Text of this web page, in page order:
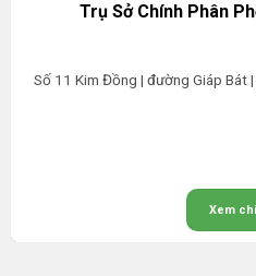
Trụ Sở Chính Phân
Số 11 Kim Đồng | đường Giáp Bát
Xem